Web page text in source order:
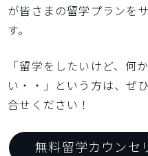
が皆さまの留学プランを
す。
「留学をしたいけど、何
い・・」という方は、ぜ
合せください！
無料留学カウンセ